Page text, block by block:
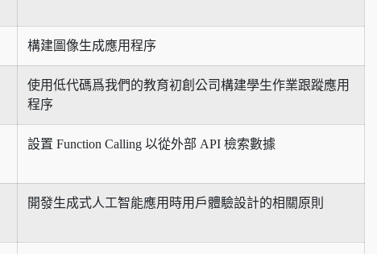
構建圖像生成應用程序
使用低代碼爲我們的教育初創公司構建學生作業跟蹤應用
程序
設置 Function Calling 以從外部 API 檢索數據
開發生成式人工智能應用時用戶體驗設計的相關原則